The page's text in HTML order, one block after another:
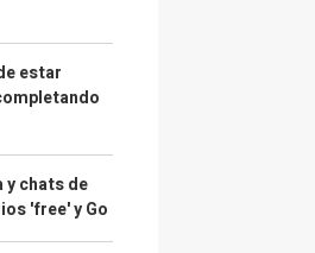
estar
y chats de
'free' y Go